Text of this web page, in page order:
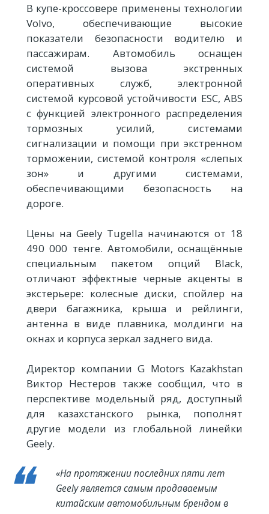
В купе-кроссовере применены технологии
Volvo, обеспечивающие высокие
показатели безопасности водителю и
пассажирам. Автомобиль оснащен
системой вызова экстренных
оперативных служб, электронной
системой курсовой устойчивости ESC, ABS
с функцией электронного распределения
тормозных усилий, системами
сигнализации и помощи при экстренном
торможении, системой контроля «слепых
зон» и другими системами,
обеспечивающими безопасность на
дороге.
Цены на Geely Tugella начинаются от 18
490 000 тенге. Автомобили, оснащённые
специальным пакетом опций Black,
отличают эффектные черные акценты в
экстерьере: колесные диски, спойлер на
двери багажника, крыша и рейлинги,
антенна в виде плавника, молдинги на
окнах и корпуса зеркал заднего вида.
Директор компании G Motors Kazakhstan
Виктор Нестеров также сообщил, что в
перспективе модельный ряд, доступный
для казахстанского рынка, пополнят
другие модели из глобальной линейки
Geely.
«На протяжении последних пяти лет
Geely является самым продаваемым
китайским автомобильным брендом в